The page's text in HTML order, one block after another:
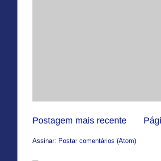
Postagem mais recente
Assinar: Postar comentários (Atom)